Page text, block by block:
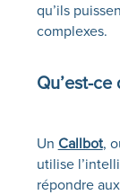
qu’ils
complexes.
Qu’est-ce
Un Callbot,
utilise
répondre